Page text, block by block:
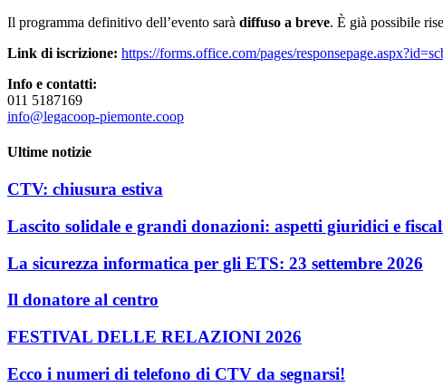
Il programma definitivo dell’evento sarà diffuso a breve. È già possibile
Link di iscrizione: https://forms.office.com/pages/
Info e contatti:
011 5187169
info@legacoop-piemonte.coop
Ultime notizie
CTV: chiusura estiva
Lascito solidale e grandi donazioni: aspetti giuridici e
La sicurezza informatica per gli ETS: 23 settembre 2026
Il donatore al centro
FESTIVAL DELLE RELAZIONI 2026
Ecco i numeri di telefono di CTV da segnarsi!